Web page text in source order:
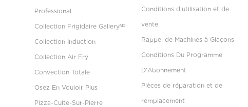
Professional
Collection Frigidaire Galleryᴹᴰ
Collection Induction
Collection Air Fry
Convection Totale
Osez En Vouloir Plus
Pizza-Cuite-Sur-Pierre
Conditions d’utilisation et de
vente
Rappel de Machines à Glaçons
Conditions Du Programme
D'Abonnement
Pièces de réparation et de
remplacement